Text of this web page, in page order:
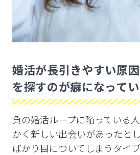
婚活が長引きやすい原
を探すのが癖になってい
負の婚活ループに陥っている
かく新しい出会いがあったと
ばかり目についてしまうタイプ